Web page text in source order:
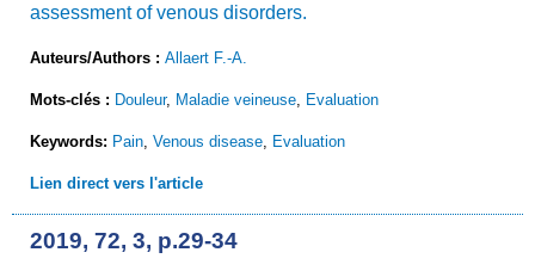
assessment of venous disorders.
Auteurs/Authors : Allaert F.-A.
Mots-clés : Douleur, Maladie veineuse Evaluation
Keywords: Pain Venous disease Evaluation
Lien direct vers l'article
2019, 72, 3, p.29-34